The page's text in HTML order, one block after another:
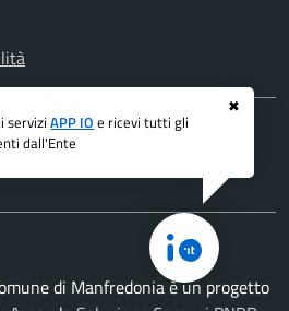
✖
serviziAPP IO e ricevi tutti gli
dall'Ente
di Manfredonia è un progetto